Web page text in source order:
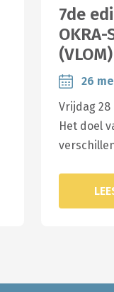
7de
(VLOM)
26
Vrijdag 28
Het doel